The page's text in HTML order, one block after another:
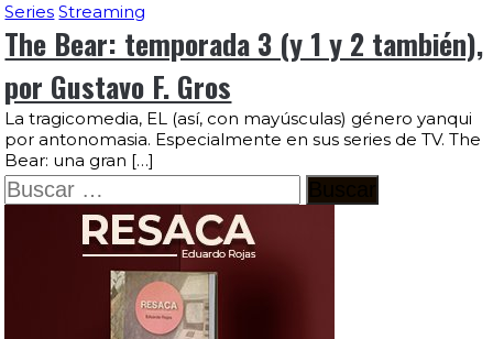
Series Streaming
The Bear: temporada 3 (y 1 y 2 también),
por Gustavo F. Gros
La tragicomedia, EL (así, con mayúsculas) género yanqui
por antonomasia. Especialmente en sus series de TV. The
Bear: una gran […]
Buscar: